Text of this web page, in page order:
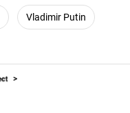
Vladimir Putin